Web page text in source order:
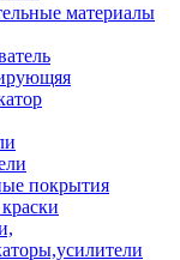
материалы
покрытия